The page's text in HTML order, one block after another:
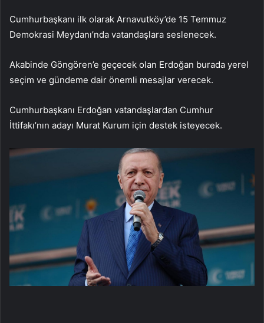
Cumhurbaşkanı ilk olarak Arnavutköy’de 15 Temmuz
Demokrasi Meydanı’nda vatandaşlara seslenecek.
Akabinde Göngören’e geçecek olan Erdoğan burada yerel
seçim ve gündeme dair önemli mesajlar verecek.
Cumhurbaşkanı Erdoğan vatandaşlardan Cumhur
İttifakı’nın adayı Murat Kurum için destek isteyecek.